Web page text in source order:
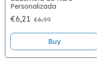
Personalizada
€6,21 €6,99
Buy